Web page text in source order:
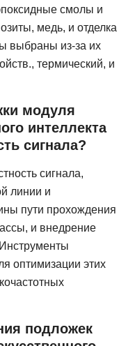
смолы и
медь, и отделка
выбраны из-за их
термический, и
модуля
интеллекта
сигнала?
сигнала,
линии и
пути прохождения
и внедрение
оптимизации этих
подложек